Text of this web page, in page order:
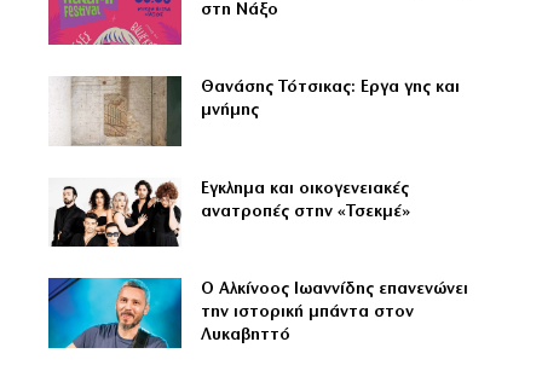
στη Νάξο
Θανάσης Τότσικας: Εργα γης και
μνήμης
Εγκλημα και οικογενειακές
ανατροπές στην «Τσεκμέ»
Ο Αλκίνοος Ιωαννίδης επανενώνει
την ιστορική μπάντα στον
Λυκαβηττό